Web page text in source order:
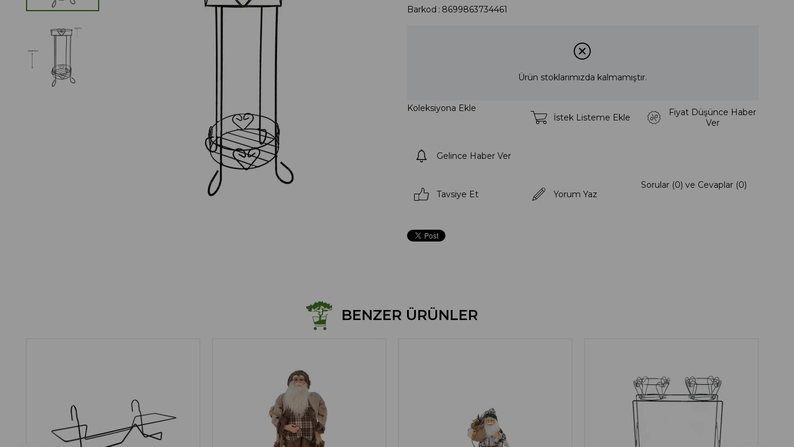
Barkod : 8699863734461
Ürün stoklarımızda kalmamıştır.
Koleksiyona Ekle
İstek Listeme Ekle
Fiyat Düşünce Haber
Ver
Gelince Haber Ver
Tavsiye Et Yorum Yaz
Sorular (0) ve Cevaplar (0)
BENZER ÜRÜNLER